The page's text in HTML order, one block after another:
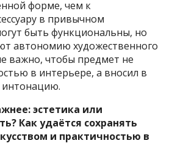
форме, чем к
в привычном
быть функциональны, но
автономию художественного
важно, чтобы предмет не
в интерьере, а вносил в
интонацию.
эстетика или
Как удаётся сохранять
и практичностью в